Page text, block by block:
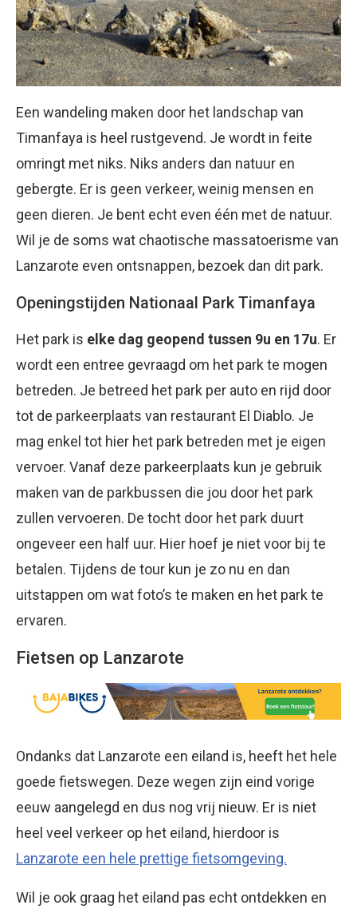
Een wandeling maken door het landschap van
Timanfaya is heel rustgevend. Je wordt in feite
omringt met niks. Niks anders dan natuur en
gebergte. Er is geen verkeer, weinig mensen en
geen dieren. Je bent echt even één met de natuur.
Wil je de soms wat chaotische massatoerisme van
Lanzarote even ontsnappen, bezoek dan dit park.
Openingstijden Nationaal Park Timanfaya
Het park is elke dag geopend tussen 9u en 17u. Er
wordt een entree gevraagd om het park te mogen
betreden. Je betreed het park per auto en rijd door
tot de parkeerplaats van restaurant El Diablo. Je
mag enkel tot hier het park betreden met je eigen
vervoer. Vanaf deze parkeerplaats kun je gebruik
maken van de parkbussen die jou door het park
zullen vervoeren. De tocht door het park duurt
ongeveer een half uur. Hier hoef je niet voor bij te
betalen. Tijdens de tour kun je zo nu en dan
uitstappen om wat foto’s te maken en het park te
ervaren.
Fietsen op Lanzarote
Ondanks dat Lanzarote een eiland is, heeft het hele
goede fietswegen. Deze wegen zijn eind vorige
eeuw aangelegd en dus nog vrij nieuw. Er is niet
heel veel verkeer op het eiland, hierdoor is
Lanzarote een hele prettige fietsomgeving.
Wil je ook graag het eiland pas echt ontdekken en